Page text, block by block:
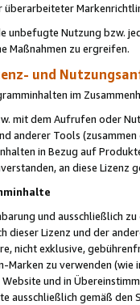
unbefugte Nutzung bzw.
Maßnahmen zu ergreifen.
und
im
mit dem Aufrufen oder
anderer Tools (zusammen
in Bezug auf
an diese Lizenz
und ausschließlich
dieser Lizenz und der
nicht exklusive,
Marken zu verwenden
und in
ausschließlich gemäß